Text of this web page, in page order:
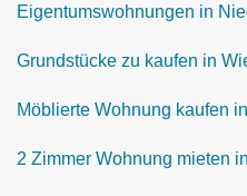
Eigentumswohnungen in
Grundstücke zu kaufen in
Möblierte Wohnung kaufen
2 Zimmer Wohnung mieten